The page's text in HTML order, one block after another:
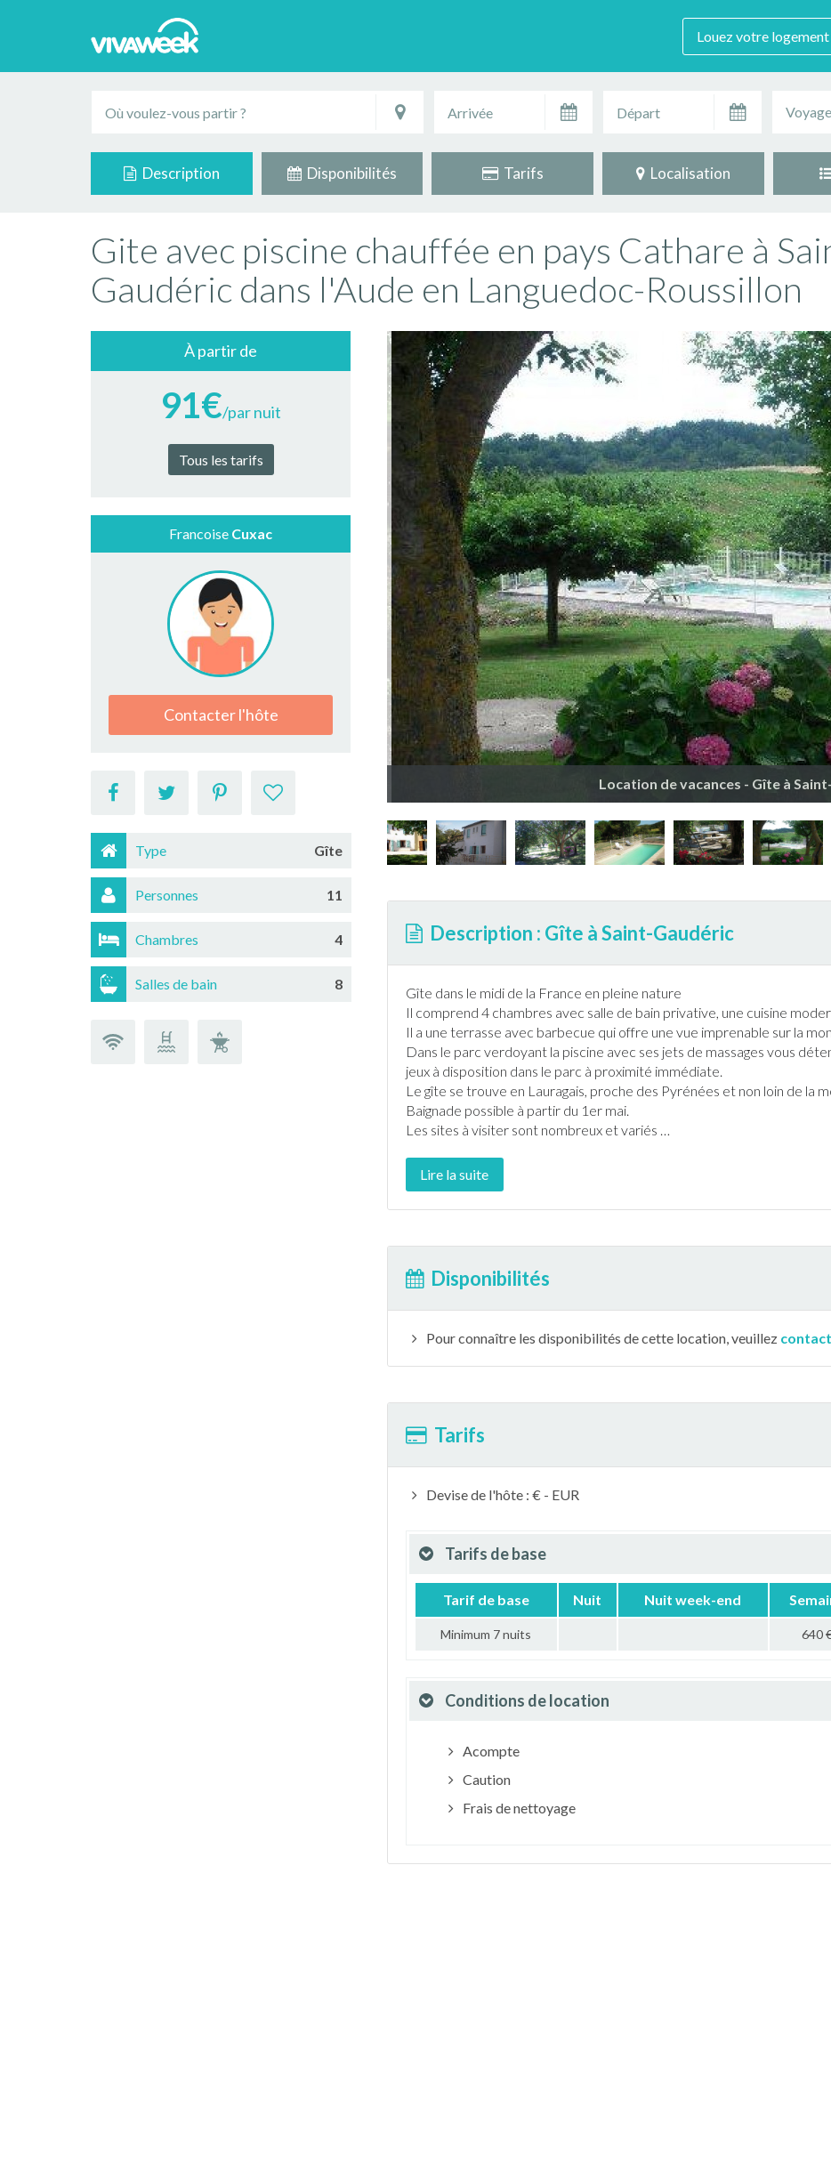
Louez votre logement
Description Disponibilités Tarifs Localisation
Gite avec piscine chauffée en pays Cathare à
Gaudéric dans l'Aude en Languedoc-Roussillon
À partir de
91€/par nuit
Tous les tarifs
Francoise Cuxac
Contacter l'hôte
Type Gîte
Personnes 11
Chambres 4
Salles de bain 8
Location de vacances - Gîte à
Description : Gîte à Saint-Gaudéric
Gîte dans le midi de la France en pleine nature
Il comprend 4 chambres avec salle de bain privative, une cuisine
Il a une terrasse avec barbecue qui offre une vue imprenable sur la
Dans le parc verdoyant la piscine avec ses jets de massages vous
jeux à disposition dans le parc à proximité immédiate.
Le gîte se trouve en Lauragais, proche des Pyrénées et non loin de la
Baignade possible à partir du 1er mai.
Les sites à visiter sont nombreux et variés …
Lire la suite
Disponibilités
Pour connaître les disponibilités de cette location, veuillez
Tarifs
Devise de l'hôte : € - EUR
Tarifs de base
Tarif de base Nuit Nuit week-end
Minimum 7 nuits 640
Conditions de location
Acompte
Caution
Frais de nettoyage